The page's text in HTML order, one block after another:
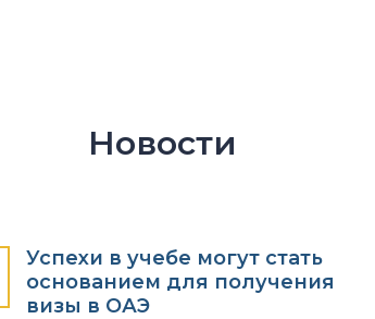
Новости
Успехи в учебе могут стать
основанием для получения
визы в ОАЭ